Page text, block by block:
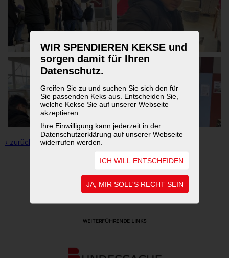
WIR SPENDIEREN KEKSE und
sorgen damit für Ihren
Datenschutz.
Greifen Sie zu und suchen Sie sich den für
Sie passenden Keks aus. Entscheiden Sie,
welche Kekse Sie auf unserer Webseite
akzeptieren.
Ihre Einwilligung kann jederzeit in der
Datenschutzerklärung auf unserer Webseite
widerrufen werden.
ICH WILL ENTSCHEIDEN
JA, MIR SOLL'S RECHT SEIN
‹ zurück zur Übersicht
WEITERFÜHRENDE LINKS